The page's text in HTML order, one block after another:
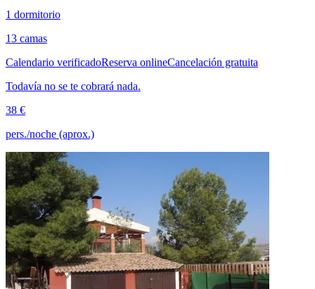
1 dormitorio
13 camas
Calendario verificadoReserva onlineCancelación gratuita
Todavía no se te cobrará nada.
38 €
pers./noche (aprox.)